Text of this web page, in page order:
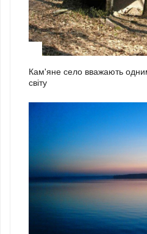
Кам'яне село вважають
світу